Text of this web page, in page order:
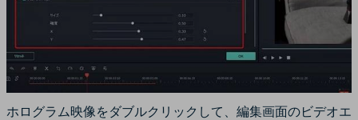
ホログラム映像をダブルクリックして、編集画面のビデオエ